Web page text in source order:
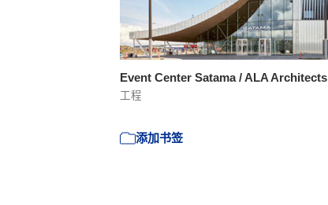
Event Center Satama / ALA Architects
工程
添加书签